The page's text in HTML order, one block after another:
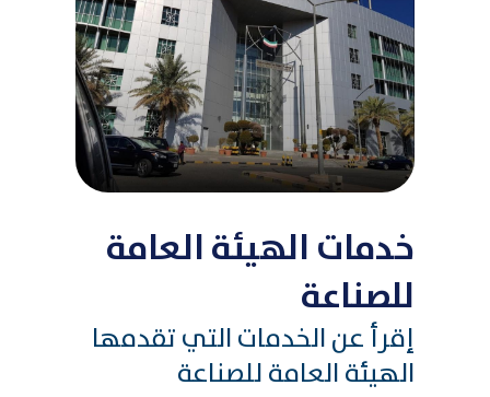
خدمات الهيئة العامة
للصناعة
إقرأ عن الخدمات التي تقدمها
الهيئة العامة للصناعة